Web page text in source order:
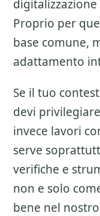
digitalizzazione
Proprio per
base comune,
adattamento
Se il tuo
devi
invece lavori
serve
verifiche e
non e solo
bene nel